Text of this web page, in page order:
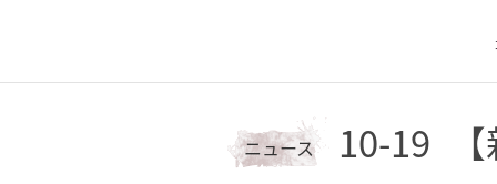
ニュース 10-19